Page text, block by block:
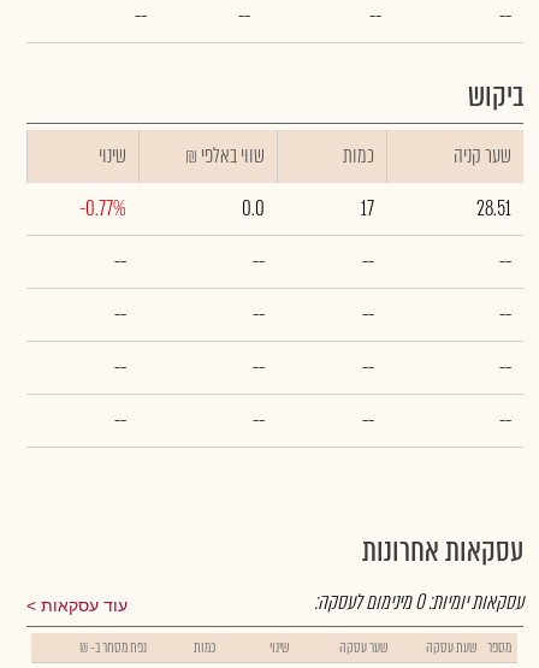
--
--
--
--
ביקוש
שער קניה כמות ₪ שווי באלפי
שינוי
28.51
17
0.0
-0.77%
--
--
--
--
--
--
--
--
--
--
--
--
--
--
--
--
עסקאות אחרונות
עוד עסקאות עסקאות יומיות:0מינימום לעסקה:
מספר שעת עסקה שער עסקה שינוי כמות נפח מסחר ב- ₪